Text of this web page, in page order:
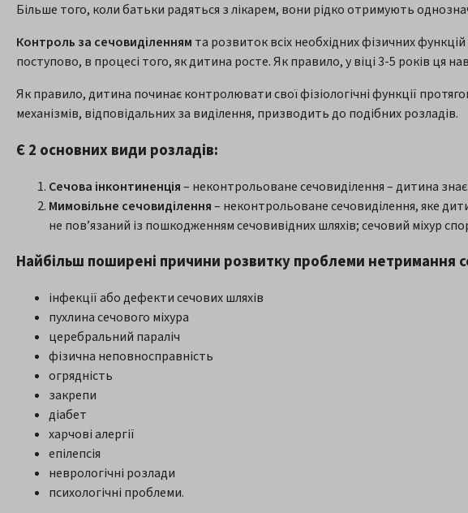
Більше того, коли батьки радяться з лікарем, вони рідко отримують
Контроль за сечовиділенням та розвиток всіх необхідних фізичних
поступово, в процесі того, як дитина росте. Як правило, у віці 3-5 років ця
Як правило, дитина починає контролювати свої фізіологічні функції
механізмів, відповідальних за виділення, призводить до подібних розладів.
Є 2 основних види розладів:
Сечова інконтиненція– неконтрольоване сечовиділення – дитина
Мимовільне сечовиділення– неконтрольоване сечовиділення, яке
не пов’язаний із пошкодженням сечовивідних шляхів; сечовий міхур
Найбільш поширені причини розвитку проблеми нетримання
інфекції або дефекти сечових шляхів
пухлина сечового міхура
церебральний параліч
фізична неповносправність
огрядність
закрепи
діабет
харчові алергії
епілепсія
неврологічні розлади
психологічні проблеми.